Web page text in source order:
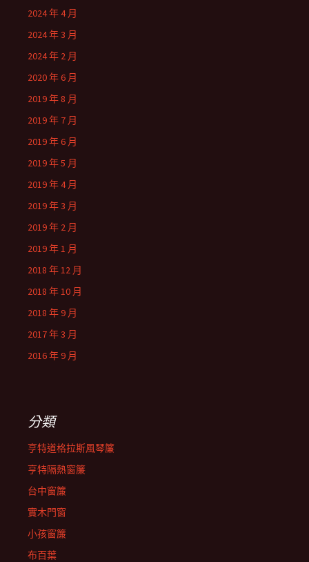
2024 年 4 月
2024 年 3 月
2024 年 2 月
2020 年 6 月
2019 年 8 月
2019 年 7 月
2019 年 6 月
2019 年 5 月
2019 年 4 月
2019 年 3 月
2019 年 2 月
2019 年 1 月
2018 年 12 月
2018 年 10 月
2018 年 9 月
2017 年 3 月
2016 年 9 月
分類
亨特道格拉斯風琴簾
亨特隔熱窗簾
台中窗簾
實木門窗
小孩窗簾
布百葉